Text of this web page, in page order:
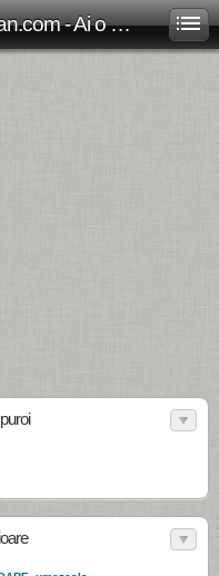
Medici-Online.Corpul-Uman.com - Ai o problema medicala? Aici gasesti, gratuit, raspunsul!